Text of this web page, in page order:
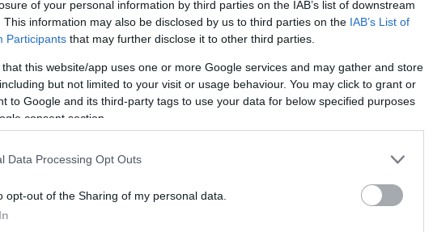
of your personal information by third parties on the IAB’s list of downstream
This information may also be disclosed by us to third parties on the IAB’s List of
Participants that may further disclose it to other third parties.
that this website/app uses one or more Google services and may gather and store
but not limited to your visit or usage behaviour. You may click to grant or
to Google and its third-party tags to use your data for below specified purposes
consent section.
Data Processing Opt Outs
opt-out of the Sharing of my personal data.